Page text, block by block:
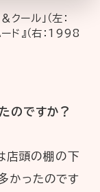
ール」（左：
ド』（右：1998
のですか？
は店頭の棚の下
かったのです